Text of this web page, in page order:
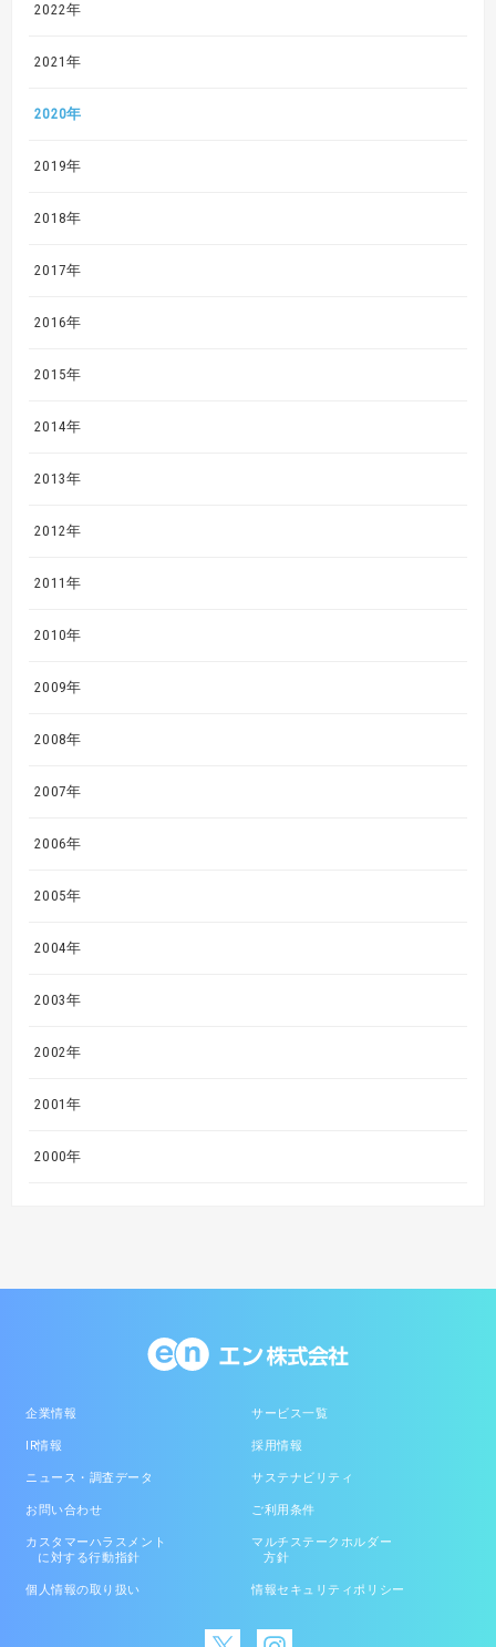
2022年
2021年
2020年
2019年
2018年
2017年
2016年
2015年
2014年
2013年
2012年
2011年
2010年
2009年
2008年
2007年
2006年
2005年
2004年
2003年
2002年
2001年
2000年
企業情報 サービス一覧
IR情報 採用情報
ニュース・調査データ サステナビリティ
お問い合わせ ご利用条件
カスタマーハラスメント
に対する行動指針
マルチステークホルダー
方針
個人情報の取り扱い 情報セキュリティポリシー